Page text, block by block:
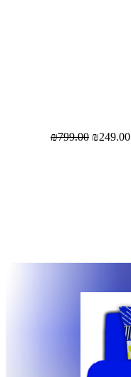
₪249.00
₪799.00